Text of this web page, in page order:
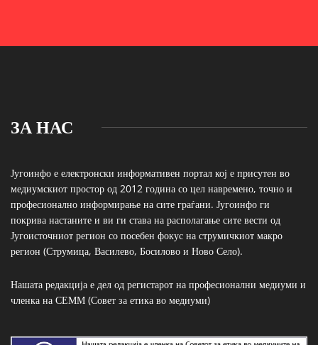
ЗА НАС
Југоинфо е електронски информативен портал кој е присутен во
медиумскиот простор од 2012 година со цел навремено, точно и
професионално информирање на сите граѓани. Југоинфо ги
покрива настаните и ви ги става на располагање сите вести од
Југоисточниот регион со посебен фокус на струмичкиот макро
регион (Струмица, Василево, Босилово и Ново Село).
Нашата редакција е дел од регистарот на професионални медиуми и
членка на СЕММ (Совет за етика во медиуми)